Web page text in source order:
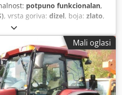
potpuno funkcionalan,
, vrsta goriva: dizel, boja: zlato,
proizvodnje:
sustav za
uređaj, Case 821C utovarivač
2000 8.000 radnih sati
cca 18.000 kg Klima uređaj
23,5R25
Mali oglasi